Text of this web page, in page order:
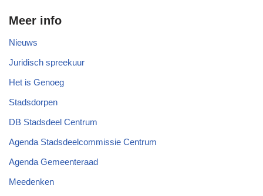
Meer info
Nieuws
Juridisch spreekuur
Het is Genoeg
Stadsdorpen
DB Stadsdeel Centrum
Agenda Stadsdeelcommissie Centrum
Agenda Gemeenteraad
Meedenken